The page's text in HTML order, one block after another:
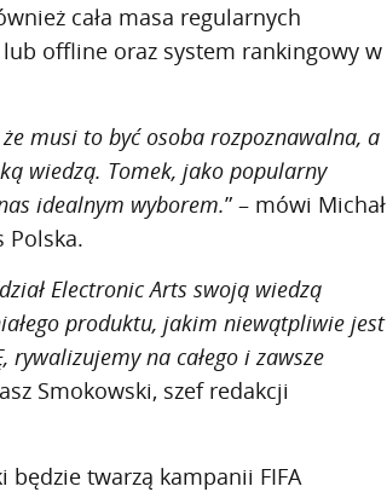
cała masa regularnych
offline oraz system rankingowy w
musi to być osoba rozpoznawalna, a
wiedzą. Tomek, jako popularny
idealnym wyborem.” – mówi Michał
Polska.
Electronic Arts swoją wiedzą
produktu, jakim niewątpliwie jest
rywalizujemy na całego i zawsze
Smokowski, szef redakcji
będzie twarzą kampanii FIFA